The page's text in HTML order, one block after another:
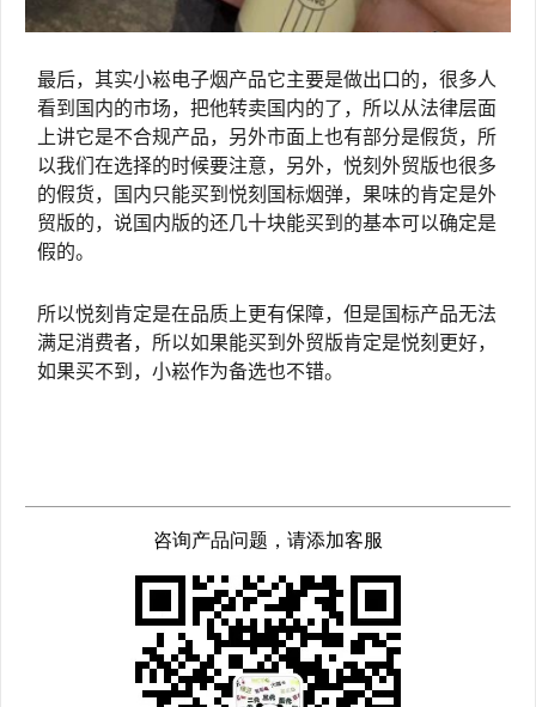
最后，其实小崧电子烟产品它主要是做出口的，很多人
看到国内的市场，把他转卖国内的了，所以从法律层面
上讲它是不合规产品，另外市面上也有部分是假货，所
以我们在选择的时候要注意，另外，悦刻外贸版也很多
的假货，国内只能买到悦刻国标烟弹，果味的肯定是外
贸版的，说国内版的还几十块能买到的基本可以确定是
假的。
所以悦刻肯定是在品质上更有保障，但是国标产品无法
满足消费者，所以如果能买到外贸版肯定是悦刻更好，
如果买不到，小崧作为备选也不错。
咨询产品问题，请添加客服